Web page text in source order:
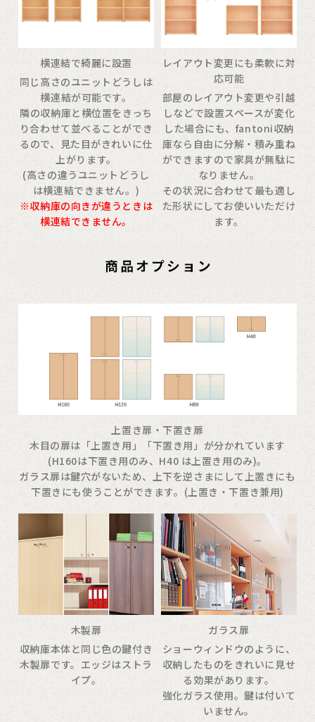
横連結で綺麗に設置
同じ高さのユニットどうしは
横連結が可能です。
隣の収納庫と横位置をきっち
り合わせて並べることができ
るので、見た目がきれいに仕
上がります。
(高さの違うユニットどうし
は横連結できません。)
※収納庫の向きが違うときは
横連結できません。
レイアウト変更にも柔軟に対
応可能
部屋のレイアウト変更や引越
しなどで設置スペースが変化
した場合にも、fantoni収納
庫なら自由に分解・積み重ね
ができますので家具が無駄に
なりません。
その状況に合わせて最も適し
た形状にしてお使いいただけ
ます。
上置き扉・下置き扉
木目の扉は「上置き用」「下置き用」が分かれています
(H160は下置き用のみ、H40 は上置き用のみ)。
ガラス扉は鍵穴がないため、上下を逆さまにして上置きにも
下置きにも使うことができます。(上置き・下置き兼用)
木製扉
収納庫本体と同じ色の鍵付き
木製扉です。エッジはストラ
イプ。
ガラス扉
ショーウィンドウのように、
収納したものをきれいに見せ
る効果があります。
強化ガラス使用。鍵は付いて
いません。